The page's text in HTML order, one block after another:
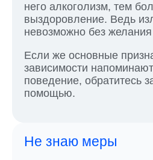
него алкоголизм, тем
выздоровление. Ведь
невозможно без
Если же основные
зависимости
поведение, обратитесь
помощью.
Не знаю меры